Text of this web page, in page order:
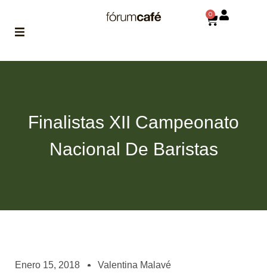
BLOG
asociados
0
Finalistas XII Campeonato
Nacional De Baristas
Enero 15, 2018 Valentina Malavé